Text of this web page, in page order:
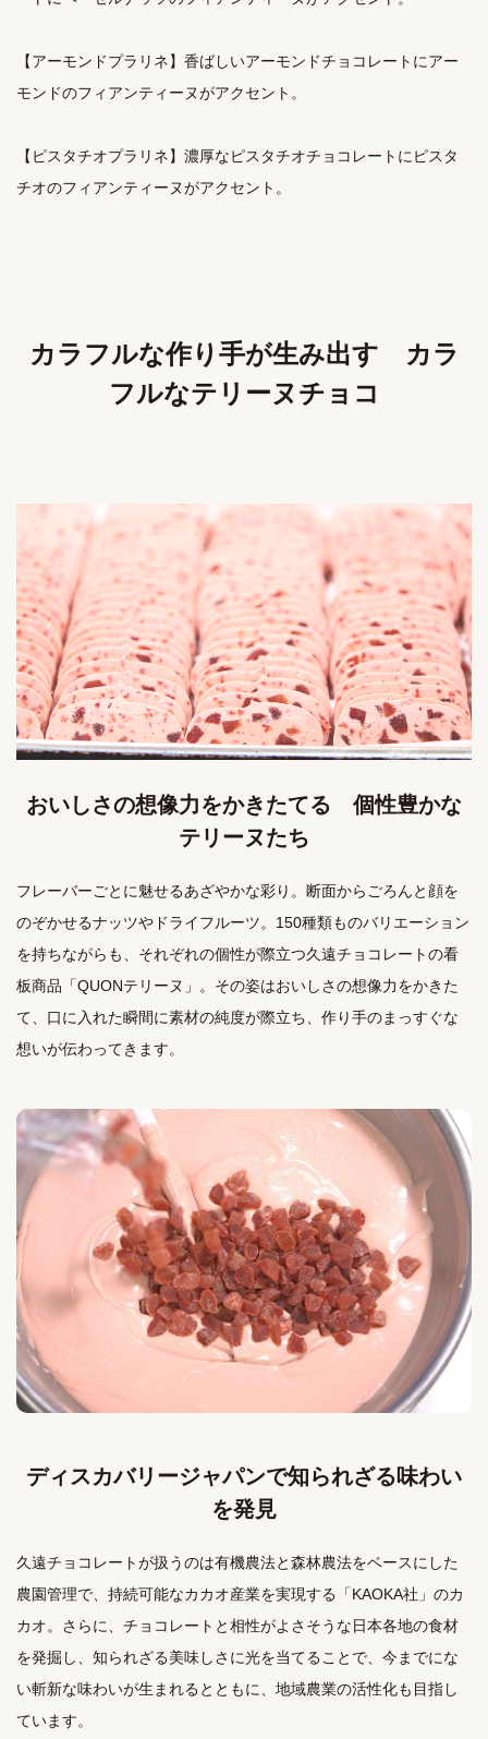
【アーモンドプラリネ】香ばしいアーモンドチョコレートにアー
モンドのフィアンティーヌがアクセント。
【ピスタチオプラリネ】濃厚なピスタチオチョコレートにピスタ
チオのフィアンティーヌがアクセント。
カラフルな作り手が生み出す カラ
フルなテリーヌチョコ
おいしさの想像力をかきたてる 個性豊かな
テリーヌたち
フレーバーごとに魅せるあざやかな彩り。断面からごろんと顔を
のぞかせるナッツやドライフルーツ。150種類ものバリエーション
を持ちながらも、それぞれの個性が際立つ久遠チョコレートの看
板商品「QUONテリーヌ」。その姿はおいしさの想像力をかきた
て、口に入れた瞬間に素材の純度が際立ち、作り手のまっすぐな
想いが伝わってきます。
ディスカバリージャパンで知られざる味わい
を発見
久遠チョコレートが扱うのは有機農法と森林農法をベースにした
農園管理で、持続可能なカカオ産業を実現する「KAOKA社」のカ
カオ。さらに、チョコレートと相性がよさそうな日本各地の食材
を発掘し、知られざる美味しさに光を当てることで、今までにな
い斬新な味わいが生まれるとともに、地域農業の活性化も目指し
ています。